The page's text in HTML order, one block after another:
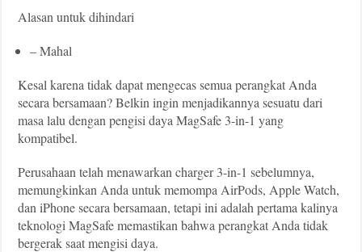
Alasan untuk dihindari
– Mahal
Kesal karena tidak dapat mengecas semua perangkat Anda
secara bersamaan? Belkin ingin menjadikannya sesuatu dari
masa lalu dengan pengisi daya MagSafe 3-in-1 yang
kompatibel.
Perusahaan telah menawarkan charger 3-in-1 sebelumnya,
memungkinkan Anda untuk memompa AirPods, Apple Watch,
dan iPhone secara bersamaan, tetapi ini adalah pertama kalinya
teknologi MagSafe memastikan bahwa perangkat Anda tidak
bergerak saat mengisi daya.